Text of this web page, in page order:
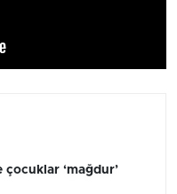
çocuklar ‘mağdur’